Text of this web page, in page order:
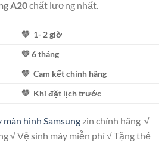
A20chất lượng nhất.
💛 1- 2 giờ
💛 6 tháng
💛 Cam kết chính hãng
💛 Khi đặt lịch trước
màn hình Samsungzin chính hãng √
√ Vệ sinh máy miễn phí √ Tặng thẻ